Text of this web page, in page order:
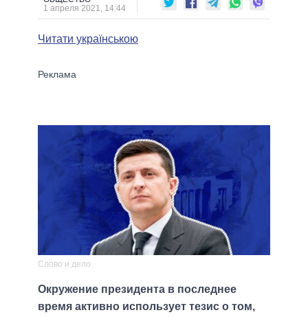
1 апреля 2021, 14:44
Читати українською
Слово и дело
Окружение президента в последнее
время активно использует тезис о том,